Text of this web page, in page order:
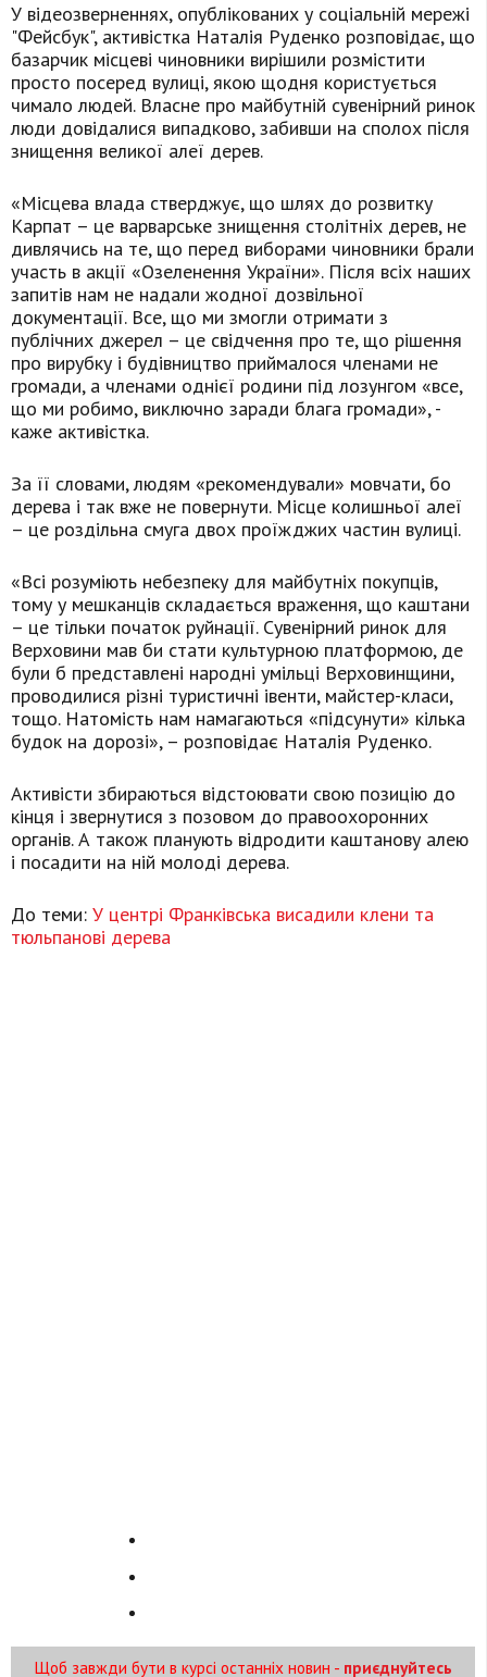
У відеозверненнях, опублікованих у соціальній мережі
"Фейсбук", активістка Наталія Руденко розповідає, що
базарчик місцеві чиновники вирішили розмістити
просто посеред вулиці, якою щодня користується
чимало людей. Власне про майбутній сувенірний ринок
люди довідалися випадково, забивши на сполох після
знищення великої алеї дерев.
«Місцева влада стверджує, що шлях до розвитку
Карпат – це варварське знищення столітніх дерев, не
дивлячись на те, що перед виборами чиновники брали
участь в акції «Озеленення України». Після всіх наших
запитів нам не надали жодної дозвільної
документації. Все, що ми змогли отримати з
публічних джерел – це свідчення про те, що рішення
про вирубку і будівництво приймалося членами не
громади, а членами однієї родини під лозунгом «все,
що ми робимо, виключно заради блага громади», -
каже активістка.
За її словами, людям «рекомендували» мовчати, бо
дерева і так вже не повернути. Місце колишньої алеї
– це роздільна смуга двох проїжджих частин вулиці.
«Всі розуміють небезпеку для майбутніх покупців,
тому у мешканців складається враження, що каштани
– це тільки початок руйнації. Сувенірний ринок для
Верховини мав би стати культурною платформою, де
були б представлені народні умільці Верховинщини,
проводилися різні туристичні івенти, майстер-класи,
тощо. Натомість нам намагаються «підсунути» кілька
будок на дорозі», – розповідає Наталія Руденко.
Активісти збираються відстоювати свою позицію до
кінця і звернутися з позовом до правоохоронних
органів. А також планують відродити каштанову алею
і посадити на ній молоді дерева.
До теми: У центрі Франківська висадили клени та
тюльпанові дерева
Щоб завжди бути в курсі останніх новин - приєднуйтесь